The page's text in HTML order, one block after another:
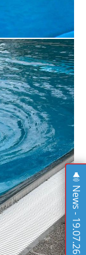
News - 19.07.26